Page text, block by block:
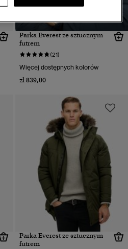
Parka Everest ze sztucznym
futrem
(21)
Więcej dostępnych kolorów
zł 839,00
Parka Everest ze sztucznym
futrem